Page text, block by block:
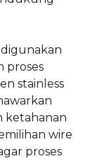
digunakan
proses
stainless
ketahanan
wire
proses